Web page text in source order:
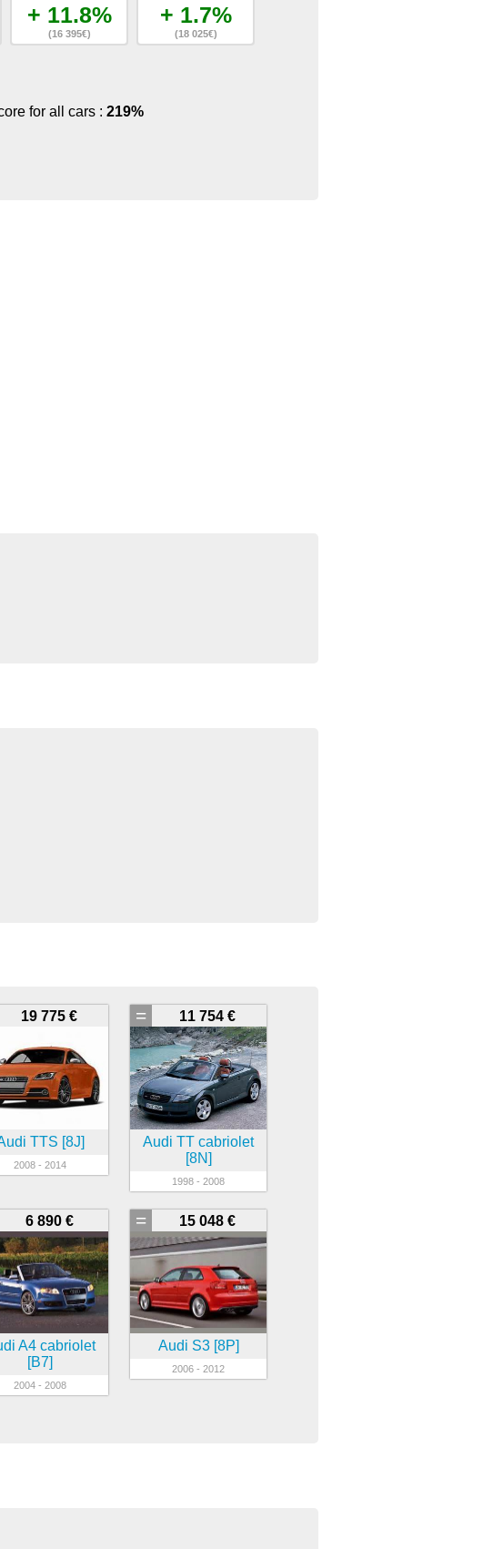
+ 11.8%
(16 395€)
+ 1.7%
(18 025€)
for all cars : 219%
19 775 €
TTS [8J]
2008 - 2014
11 754 €
=
Audi TT cabriolet
[8N]
1998 - 2008
6 890 €
A4 cabriolet
[B7]
2004 - 2008
15 048 €
=
Audi S3 [8P]
2006 - 2012